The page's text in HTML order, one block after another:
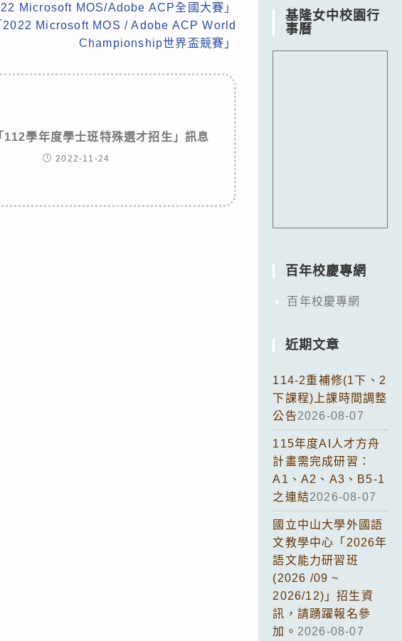
Microsoft MOS/Adobe ACP全國大賽」
2022 Microsoft MOS / Adobe ACP World
Championship世界盃競賽」
112學年度學士班特殊選才招生」訊息
2022-11-24
基隆女中校園行
事曆
百年校慶專網
百年校慶專網
近期文章
114-2重補修(1下、2
下課程)上課時間調整
公告2026-08-07
115年度AI人才方舟
計畫需完成研習：
A1、A2、A3、B5-1
之連結2026-08-07
國立中山大學外國語
文教學中心「2026年
語文能力研習班
(2026 /09 ~
2026/12)」招生資
訊，請踴躍報名參
加。 2026-08-07